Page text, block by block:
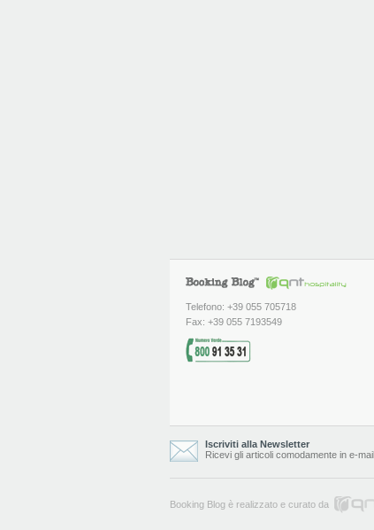
Telefono: +39 055 705718
Fax: +39 055 7193549
Iscriviti alla Newsletter
Ricevi gli articoli comodamente in e-mail
Booking Blog è realizzato e curato da